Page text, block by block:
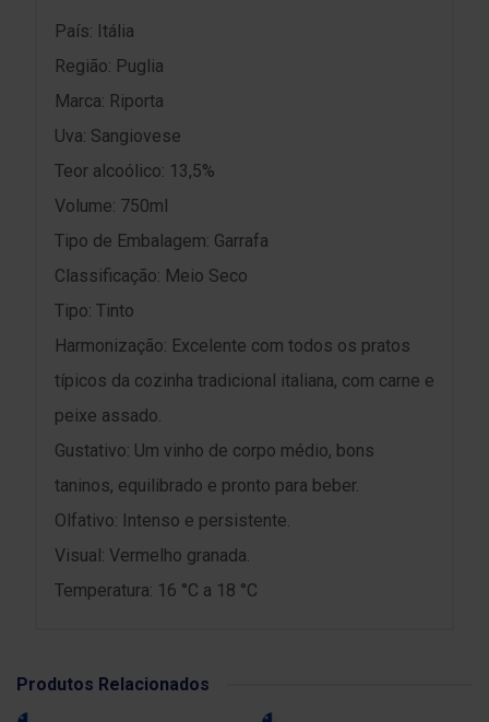
País: Itália
Região: Puglia
Marca: Riporta
Uva: Sangiovese
Teor alcoólico: 13,5%
Volume: 750ml
Tipo de Embalagem: Garrafa
Classificação: Meio Seco
Tipo: Tinto
Harmonização: Excelente com todos os pratos
típicos da cozinha tradicional italiana, com carne e
peixe assado.
Gustativo: Um vinho de corpo médio, bons
taninos, equilibrado e pronto para beber.
Olfativo: Intenso e persistente.
Visual: Vermelho granada.
Temperatura: 16 °C a 18 °C
Produtos Relacionados